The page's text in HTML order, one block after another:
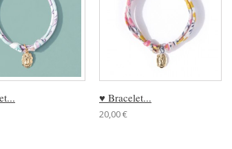
♥ Bracelet...
20,00 €